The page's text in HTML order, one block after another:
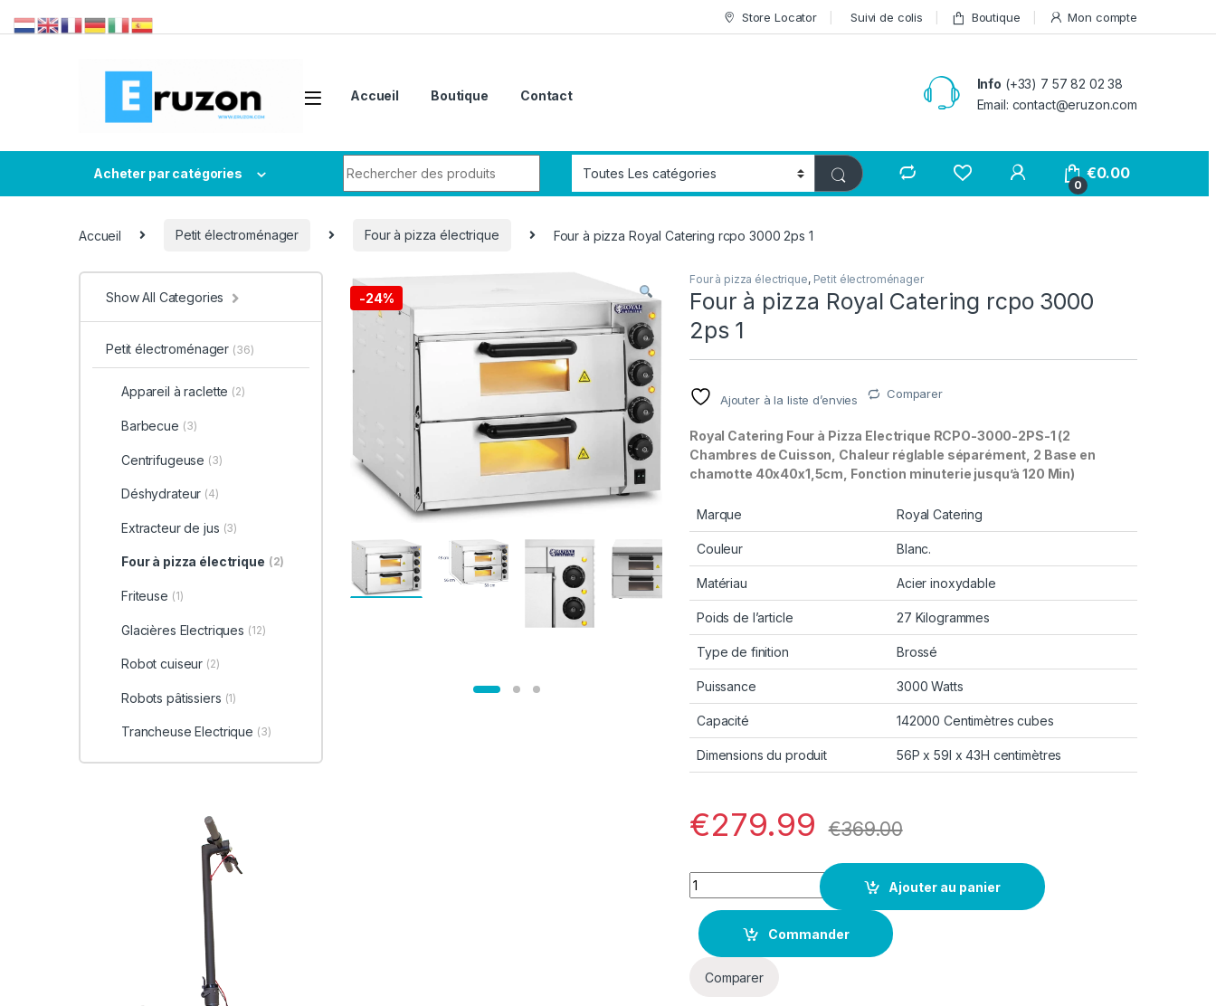
Store Locator Suivi de colis Boutique Mon compte
Accueil Boutique Contact
Info (+33) 7 57 82 02 38
Email: contact@eruzon.com
Acheter par catégories
0
€0.00
Accueil Petit électroménager Four à pizza électrique Four à pizza Royal Catering rcpo 3000 2ps 1
-24%
Four à pizza électrique, Petit électroménager
Four à pizza Royal Catering rcpo 3000
2ps 1
Ajouter à la liste d’envies Comparer
Royal Catering Four à Pizza Electrique RCPO-3000-2PS-1 (2
Chambres de Cuisson, Chaleur réglable séparément, 2 Base en
chamotte 40x40x1,5cm, Fonction minuterie jusqu’à 120 Min)
Marque Royal Catering
Couleur Blanc.
Matériau Acier inoxydable
Poids de l’article 27 Kilogrammes
Type de finition Brossé
Puissance 3000 Watts
Capacité 142000 Centimètres cubes
Dimensions du produit 56P x 59l x 43H centimètres
€279.99 €369.00
Quantity
Ajouter au panier
Commander
Comparer
Show All Categories
Petit électroménager (36)
Appareil à raclette (2)
Barbecue (3)
Centrifugeuse (3)
Déshydrateur (4)
Extracteur de jus (3)
Four à pizza électrique (2)
Friteuse (1)
Glacières Electriques (12)
Robot cuiseur (2)
Robots pâtissiers (1)
Trancheuse Electrique (3)